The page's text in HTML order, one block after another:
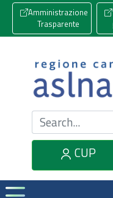
Amministrazione
Trasparente
Cerca nel sito
CUP